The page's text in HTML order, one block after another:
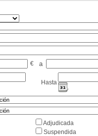
€ a
Hasta
Adjudicada
Suspendida